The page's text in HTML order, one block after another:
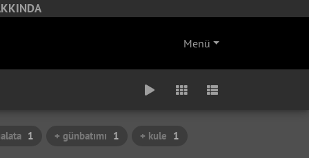
Menü
1 + günbatımı 1 + kule 1